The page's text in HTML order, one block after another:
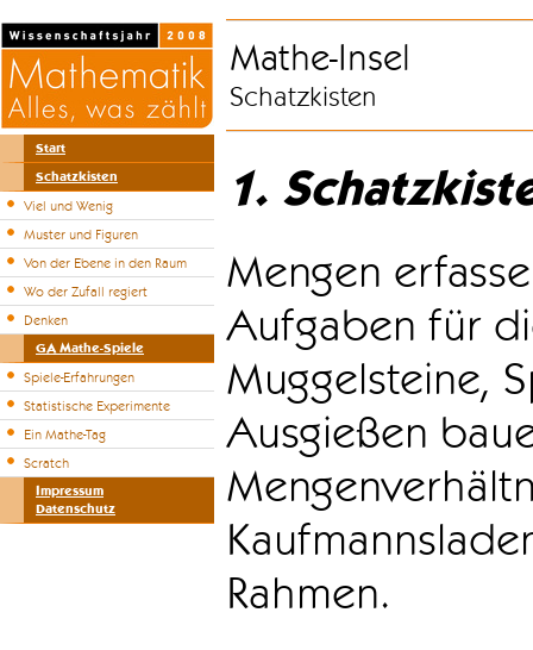
Start
Schatzkisten
Viel und Wenig
Muster und Figuren
Von der Ebene in den Raum
Wo der Zufall regiert
Denken
GA Mathe-Spiele
Spiele-Erfahrungen
Statistische Experimente
Ein Mathe-Tag
Scratch
Impressum
Datenschutz
Mathe-Insel
Schatzkisten
1.
Mengen
Aufgaben für
Muggelsteine,
Ausgießen
Rahmen.